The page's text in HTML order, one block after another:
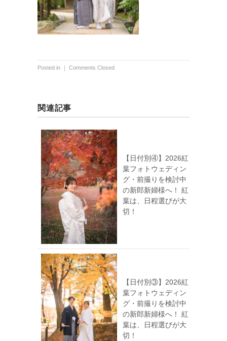
Posted in ｜ Comments Closed
関連記事
【日付別④】2026紅
葉フォトウェディン
グ・前撮りを検討中
の新郎新婦様へ！ 紅
葉は、日程選びが大
切！
【日付別③】2026紅
葉フォトウェディン
グ・前撮りを検討中
の新郎新婦様へ！ 紅
葉は、日程選びが大
切！